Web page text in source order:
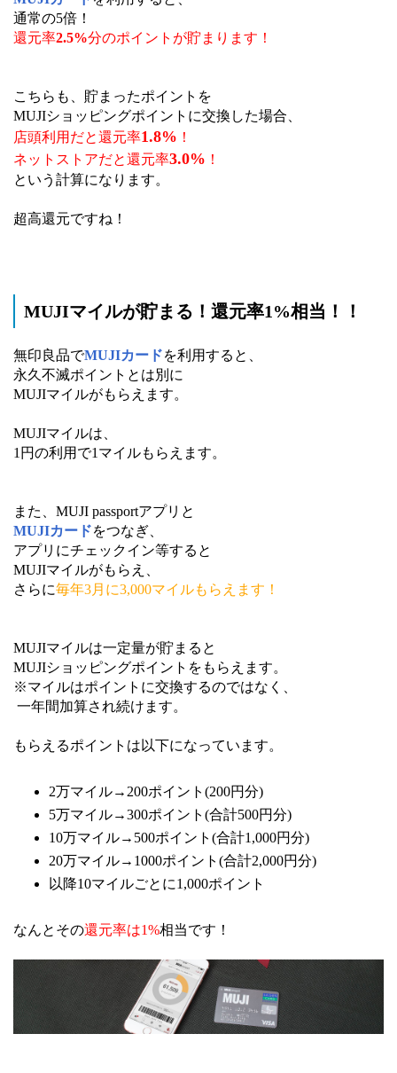
通常の5倍！
還元率2.5%分のポイントが貯まります！
こちらも、貯まったポイントを
MUJIショッピングポイントに交換した場合、
店頭利用だと還元率1.8% ！
ネットストアだと還元率3.0% ！
という計算になります。
超高還元ですね！
MUJIマイルが貯まる！還元率1%相当！！
無印良品でMUJIカードを利用すると、
永久不滅ポイントとは別に
MUJIマイルがもらえます。
MUJIマイルは、
1円の利用で1マイルもらえます。
また、MUJI passportアプリと
MUJIカードをつなぎ、
アプリにチェックイン等すると
MUJIマイルがもらえ、
さらに毎年3月に3,000マイルもらえます！
MUJIマイルは一定量が貯まると
MUJIショッピングポイントをもらえます。
※マイルはポイントに交換するのではなく、
一年間加算され続けます。
もらえるポイントは以下になっています。
2万マイル→200ポイント(200円分)
5万マイル→300ポイント(合計500円分)
10万マイル→500ポイント(合計1,000円分)
20万マイル→1000ポイント(合計2,000円分)
以降10マイルごとに1,000ポイント
なんとその還元率は1%相当です！